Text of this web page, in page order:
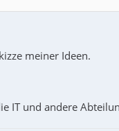
meiner Ideen.
IT und andere